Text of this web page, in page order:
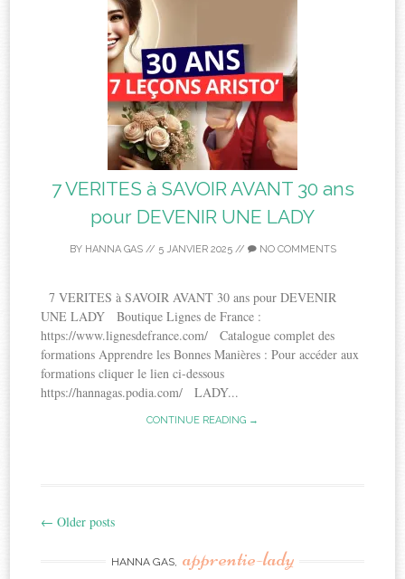
7 VERITES à SAVOIR AVANT 30 ans
pour DEVENIR UNE LADY
BY HANNA GAS// 5 JANVIER 2025// NO COMMENTS
7 VERITES à SAVOIR AVANT 30 ans pour DEVENIR
UNE LADY Boutique Lignes de France :
https://www.lignesdefrance.com/ Catalogue complet des
formations Apprendre les Bonnes Manières : Pour accéder aux
formations cliquer le lien ci-dessous
https://hannagas.podia.com/ LADY...
CONTINUE READING →
Post
navigation
← Older posts
HANNA GAS, apprentie-lady